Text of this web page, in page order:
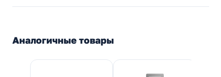
Аналогичные товары